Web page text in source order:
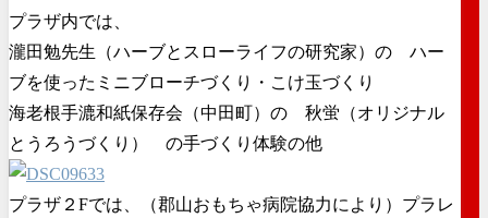
プラザ内では、
瀧田勉先生（ハーブとスローライフの研究家）の ハー
ブを使ったミニブローチづくり・こけ玉づくり
海老根手漉和紙保存会（中田町）の 秋蛍（オリジナル
とうろうづくり） の手づくり体験の他
プラザ２Fでは、（郡山おもちゃ病院協力により）プラレ